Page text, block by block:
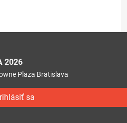
2026
Plaza Bratislava
sa